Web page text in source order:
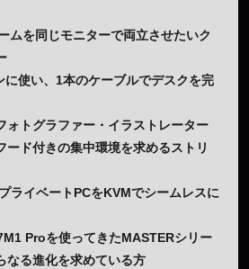
ムを同じモニターで両立させたいク
使い、1本のケーブルでデスクを完
ォトグラファー・イラストレーター
ード付きの集中環境を求めるストリ
ライベートPCをKVMでシームレスに
Proを使ってきたMASTERシリー
なる進化を求めている方